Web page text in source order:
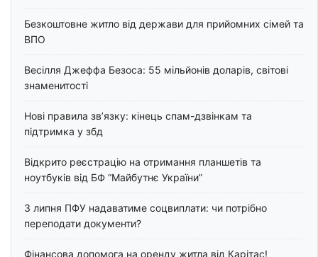
Безкоштовне житло від держави для прийомних сімей та
ВПО
Весілля Джеффа Безоса: 55 мільйонів доларів, світові
знаменитості
Нові правила зв’язку: кінець спам-дзвінкам та
підтримка у збд
Відкрито реєстрацію на отримання планшетів та
ноутбуків від БФ “Майбутнє України”
З липня ПФУ надаватиме соцвиплати: чи потрібно
переподати документи?
Фінансова допомога на оренду житла від Карітас!